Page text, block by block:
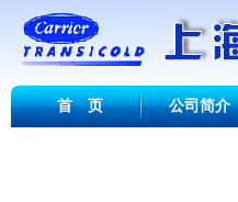
首 页 公司简介